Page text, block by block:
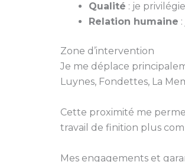
Qualité : je
Relation humaine
Zone d’intervention
Je me déplace
Luynes, Fondettes, La
Cette proximité me
travail de finition plus
Mes engagements et